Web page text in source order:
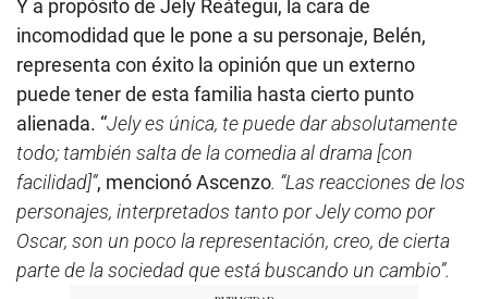
Y a propósito de Jely Reátegui, la cara de
incomodidad que le pone a su personaje, Belén,
representa con éxito la opinión que un externo
puede tener de esta familia hasta cierto punto
alienada. “Jely es única, te puede dar absolutamente
todo; también salta de la comedia al drama [con
facilidad]”, mencionó Ascenzo. “Las reacciones de los
personajes, interpretados tanto por Jely como por
Oscar, son un poco la representación, creo, de cierta
parte de la sociedad que está buscando un cambio”.